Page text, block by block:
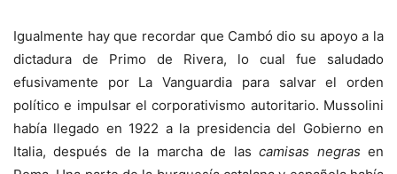
Igualmente hay que recordar que Cambó dio su apoyo a la
dictadura de Primo de Rivera, lo cual fue saludado
efusivamente por La Vanguardia para salvar el orden
político e impulsar el corporativismo autoritario. Mussolini
había llegado en 1922 a la presidencia del Gobierno en
Italia, después de la marcha de lascamisas negras en